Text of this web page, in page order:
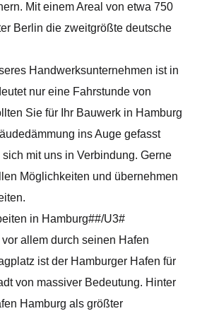
Mit einem Areal von etwa 750
Berlin die zweitgrößte deutsche
Handwerksunternehmen ist in
nur eine Fahrstunde von
Sie für Ihr Bauwerk in Hamburg
ins Auge gefasst
mit uns in Verbindung. Gerne
Möglichkeiten und übernehmen
in Hamburg##/U3#
allem durch seinen Hafen
ist der Hamburger Hafen für
von massiver Bedeutung. Hinter
Hamburg als größter